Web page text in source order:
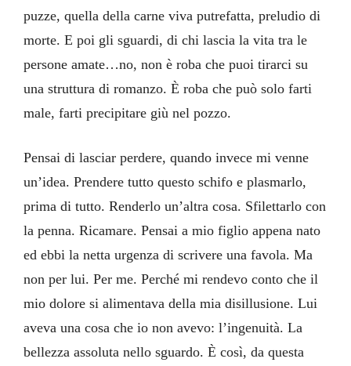
puzze, quella della carne viva putrefatta, preludio di
morte. E poi gli sguardi, di chi lascia la vita tra le
persone amate…no, non è roba che puoi tirarci su
una struttura di romanzo. È roba che può solo farti
male, farti precipitare giù nel pozzo.
Pensai di lasciar perdere, quando invece mi venne
un’idea. Prendere tutto questo schifo e plasmarlo,
prima di tutto. Renderlo un’altra cosa. Sfilettarlo con
la penna. Ricamare. Pensai a mio figlio appena nato
ed ebbi la netta urgenza di scrivere una favola. Ma
non per lui. Per me. Perché mi rendevo conto che il
mio dolore si alimentava della mia disillusione. Lui
aveva una cosa che io non avevo: l’ingenuità. La
bellezza assoluta nello sguardo. È così, da questa